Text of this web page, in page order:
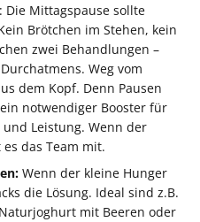
Mittagspause sollte
Brötchen im Stehen, kein
zwei Behandlungen –
Weg vom
dem Kopf. Denn Pausen
notwendiger Booster für
Leistung. Wenn der
das Team mit.
Wenn der kleine Hunger
die Lösung. Ideal sind z.B.
mit Beeren oder